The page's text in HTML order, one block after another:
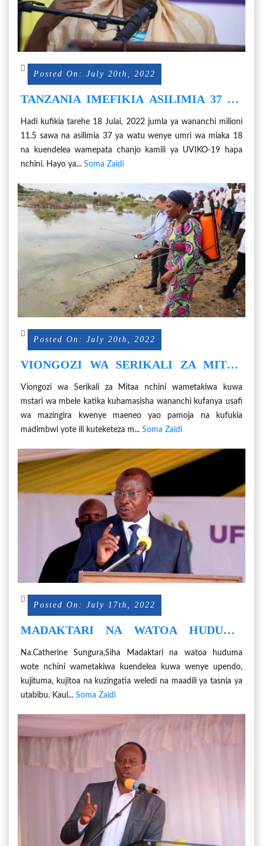
Posted On: July 20th, 2022
TANZANIA IMEFIKIA ASILIMIA 37 YA
Hadi kufikia tarehe 18 Julai, 2022 jumla ya wananchi milioni
11.5 sawa na asilimia 37 ya watu wenye umri wa miaka 18
na kuendelea wamepata chanjo kamili ya UVIKO-19 hapa
nchini. Hayo ya... Soma Zaidi
Posted On: July 20th, 2022
VIONGOZI WA SERIKALI ZA MITAA
MAZINGIRA ILI KUANGAMIZA
MAZALIA YA MBU NDANI YA JAMII
Viongozi wa Serikali za Mitaa nchini wametakiwa kuwa
mstari wa mbele katika kuhamasisha wananchi kufanya usafi
wa mazingira kwenye maeneo yao pamoja na kufukia
madimbwi yote ili kuteketeza m... Soma Zaidi
Posted On: July 17th, 2022
MADAKTARI NA WATOA HUDUMA
MAADILI
Na.Catherine Sungura,Siha Madaktari na watoa huduma
wote nchini wametakiwa kuendelea kuwa wenye upendo,
kujituma, kujitoa na kuzingatia weledi na maadili ya tasnia ya
utabibu. Kaul... Soma Zaidi